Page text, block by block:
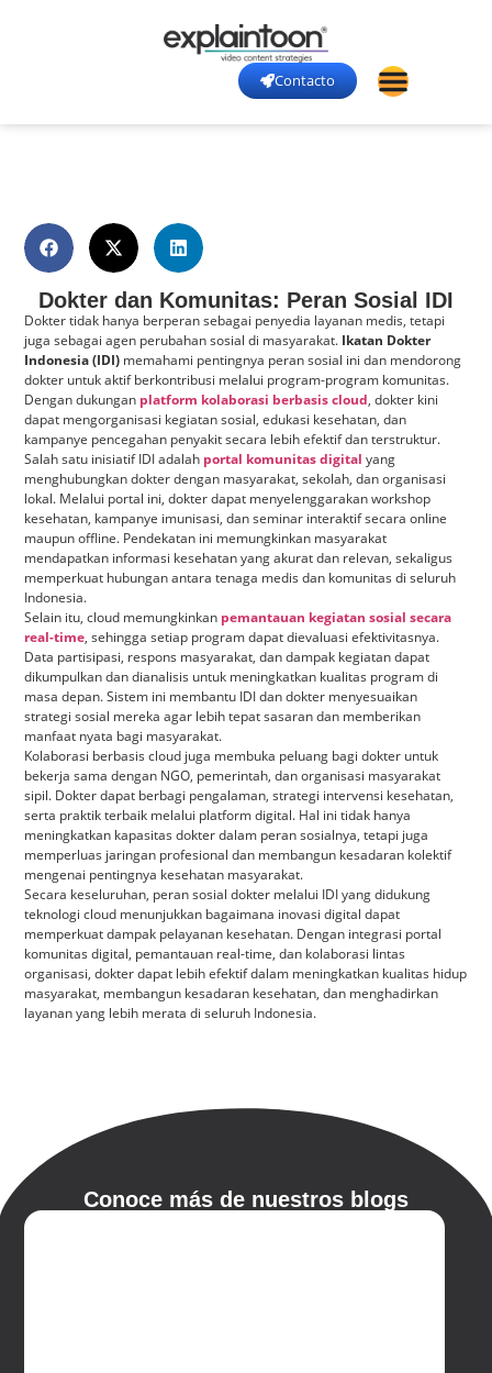
Contacto
Dokter dan Komunitas: Peran Sosial IDI
Dokter tidak hanya berperan sebagai penyedia layanan medis, tetapi
juga sebagai agen perubahan sosial di masyarakat. Ikatan Dokter
Indonesia (IDI) memahami pentingnya peran sosial ini dan mendorong
dokter untuk aktif berkontribusi melalui program-program komunitas.
Dengan dukungan platform kolaborasi berbasis cloud, dokter kini
dapat mengorganisasi kegiatan sosial, edukasi kesehatan, dan
kampanye pencegahan penyakit secara lebih efektif dan terstruktur.
Salah satu inisiatif IDI adalah portal komunitas digital yang
menghubungkan dokter dengan masyarakat, sekolah, dan organisasi
lokal. Melalui portal ini, dokter dapat menyelenggarakan workshop
kesehatan, kampanye imunisasi, dan seminar interaktif secara online
maupun offline. Pendekatan ini memungkinkan masyarakat
mendapatkan informasi kesehatan yang akurat dan relevan, sekaligus
memperkuat hubungan antara tenaga medis dan komunitas di seluruh
Indonesia.
Selain itu, cloud memungkinkan pemantauan kegiatan sosial secara
real-time, sehingga setiap program dapat dievaluasi efektivitasnya.
Data partisipasi, respons masyarakat, dan dampak kegiatan dapat
dikumpulkan dan dianalisis untuk meningkatkan kualitas program di
masa depan. Sistem ini membantu IDI dan dokter menyesuaikan
strategi sosial mereka agar lebih tepat sasaran dan memberikan
manfaat nyata bagi masyarakat.
Kolaborasi berbasis cloud juga membuka peluang bagi dokter untuk
bekerja sama dengan NGO, pemerintah, dan organisasi masyarakat
sipil. Dokter dapat berbagi pengalaman, strategi intervensi kesehatan,
serta praktik terbaik melalui platform digital. Hal ini tidak hanya
meningkatkan kapasitas dokter dalam peran sosialnya, tetapi juga
memperluas jaringan profesional dan membangun kesadaran kolektif
mengenai pentingnya kesehatan masyarakat.
Secara keseluruhan, peran sosial dokter melalui IDI yang didukung
teknologi cloud menunjukkan bagaimana inovasi digital dapat
memperkuat dampak pelayanan kesehatan. Dengan integrasi portal
komunitas digital, pemantauan real-time, dan kolaborasi lintas
organisasi, dokter dapat lebih efektif dalam meningkatkan kualitas hidup
masyarakat, membangun kesadaran kesehatan, dan menghadirkan
layanan yang lebih merata di seluruh Indonesia.
Conoce más de nuestros blogs